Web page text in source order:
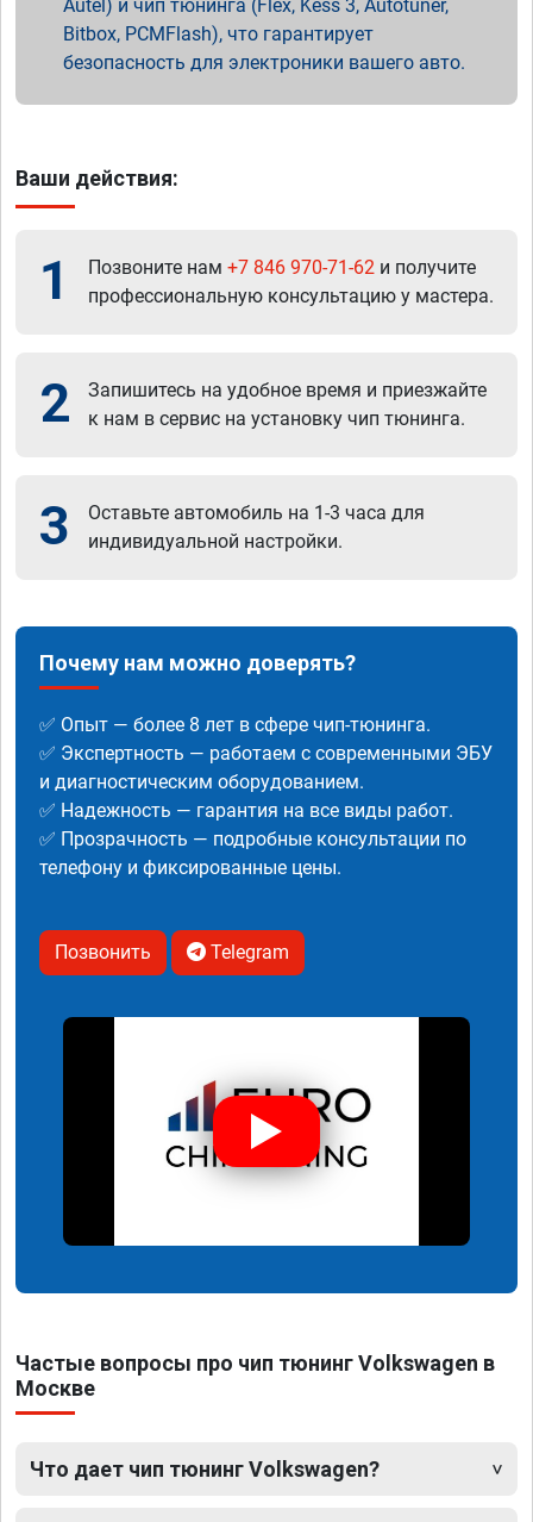
Autel) и чип тюнинга (Flex, Kess 3, Autotuner,
Bitbox, PCMFlash), что гарантирует
безопасность для электроники вашего авто.
Ваши действия:
1 Позвоните нам +7 846 970-71-62 и получите
профессиональную консультацию у мастера.
2
Запишитесь на удобное время и приезжайте
к нам в сервис на установку чип тюнинга.
3
Оставьте автомобиль на 1-3 часа для
индивидуальной настройки.
Почему нам можно доверять?
✅ Опыт — более 8 лет в сфере чип-тюнинга.
✅ Экспертность — работаем с современными ЭБУ
и диагностическим оборудованием.
✅ Надежность — гарантия на все виды работ.
✅ Прозрачность — подробные консультации по
телефону и фиксированные цены.
Позвонить Telegram
Частые вопросы про чип тюнинг Volkswagen в
Москве
Что дает чип тюнинг Volkswagen?